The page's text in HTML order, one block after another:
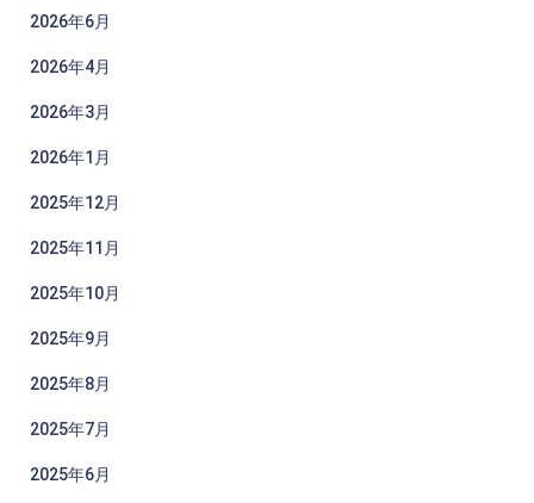
2026年6月
2026年4月
2026年3月
2026年1月
2025年12月
2025年11月
2025年10月
2025年9月
2025年8月
2025年7月
2025年6月